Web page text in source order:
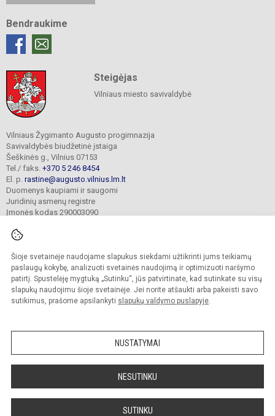
Šioje svetainėje naudojame slapukus siekdami užtikrinti jums teikiamų
paslaugų kokybę, analizuoti svetainės naudojimą ir optimizuoti naršymo
patirtį. Spustelėję mygtuką „Sutinku“, jūs patvirtinate, kad sutinkate su visų
slapukų naudojimu šioje svetainėje. Jei norite atšaukti arba pakeisti savo
sutikimus, prašome apsilankyti slapukų valdymo puslapyje.
NUSTATYMAI
NESUTINKU
SUTINKU
Bendraukime
Steigėjas
Vilniaus miesto savivaldybė
Vilniaus Žygimanto Augusto progimnazija
Savivaldybės biudžetinė įstaiga
Šeškinės g., Vilnius 07153
Tel./ faks. +370 5 246 8454
El. p. rastine@augusto.vilnius.lm.lt
Duomenys kaupiami ir saugomi
Juridinių asmenų registre
Įmonės kodas 290003090
© 2021. Vilniaus Žygimanto Augusto progimnazija. Visos teisės saugomos.
Kopijuoti turinį be raštiško mokyklos sutikimo griežtai draudžiama.
Versija neįgaliesiems Slapukų valdymas